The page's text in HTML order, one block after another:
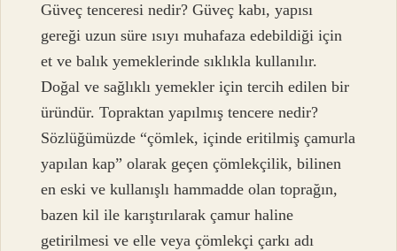
Güveç tenceresi nedir? Güveç kabı, yapısı
gereği uzun süre ısıyı muhafaza edebildiği için
et ve balık yemeklerinde sıklıkla kullanılır.
Doğal ve sağlıklı yemekler için tercih edilen bir
üründür. Topraktan yapılmış tencere nedir?
Sözlüğümüzde “çömlek, içinde eritilmiş çamurla
yapılan kap” olarak geçen çömlekçilik, bilinen
en eski ve kullanışlı hammadde olan toprağın,
bazen kil ile karıştırılarak çamur haline
getirilmesi ve elle veya çömlekçi çarkı adı